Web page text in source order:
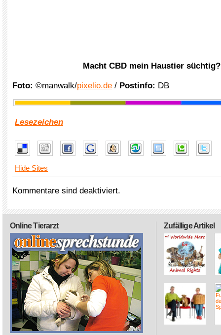
Macht CBD mein Haustier
Foto: ©manwalk/pixelio.de / Postinfo: DB
Lesezeichen
Hide Sites
Kommentare sind deaktiviert.
Zufällige Artikel
Online Tierarzt